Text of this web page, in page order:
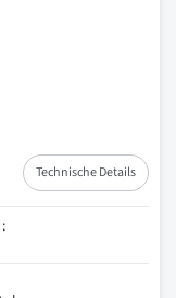
Technische Details
: